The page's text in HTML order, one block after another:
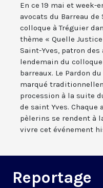
En ce 19 mai et week-
avocats du Barreau
colloque à Tréguier
thème « Quelle
Saint-Yves, patron
lendemain du
barreaux. Le Pardon
marqué
procession à la suite
de saint Yves. Chaque
pèlerins se rendent à
vivre cet événement
Reportage